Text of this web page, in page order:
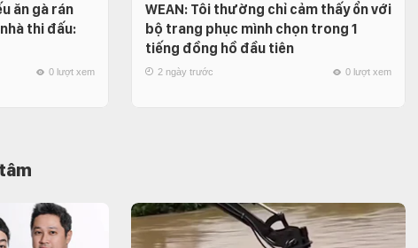
ăn gà rán
thi đấu:
0 lượt xem
WEAN: Tôi thường chỉ cảm thấy ổn với
bộ trang phục mình chọn trong 1
tiếng đồng hồ đầu tiên
2 ngày trước 0 lượt xem